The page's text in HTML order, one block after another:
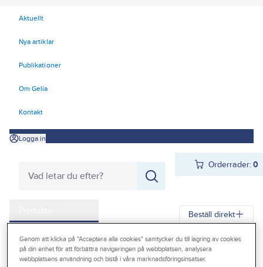
Aktuellt
Nya artiklar
Publikationer
Om Gelia
Kontakt
Logga in
Orderrader:0
Outlet
Beställ direkt
Gelia Produkter Byggsortiment
Tätskikt & Ytskydd
Fogband & Tejp
Genom att klicka på "Acceptera alla cookies" samtycker du till lagring av cookies
på din enhet för att förbättra navigeringen på webbplatsen, analysera
webbplatsens användning och bistå i våra marknadsföringsinsatser.